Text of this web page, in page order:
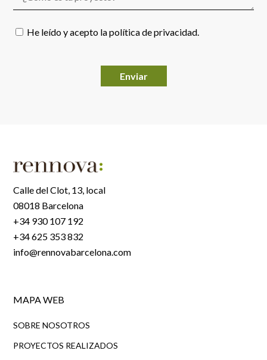
He leído y acepto lapolítica de privacidad
Calle del Clot, 13, local
08018 Barcelona
+34 930 107 192
+34 625 353 832
info@rennovabarcelona.com
MAPA WEB
SOBRE NOSOTROS
PROYECTOS REALIZADOS